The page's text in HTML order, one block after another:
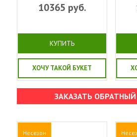
10365 руб.
КУПИТЬ
ХОЧУ ТАКОЙ БУКЕТ
ЗАКАЗАТЬ
Несезон